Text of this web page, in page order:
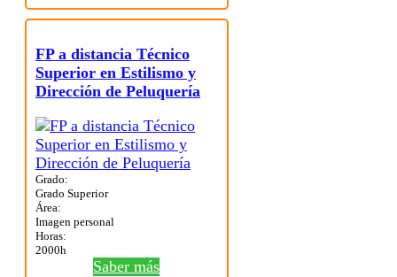
FP a distancia Técnico
Superior en Estilismo y
Dirección de Peluquería
Grado:
Grado Superior
Área:
Imagen personal
Horas:
2000h
Saber más